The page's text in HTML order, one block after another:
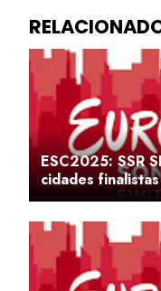
ESC2025: SSR
cidades